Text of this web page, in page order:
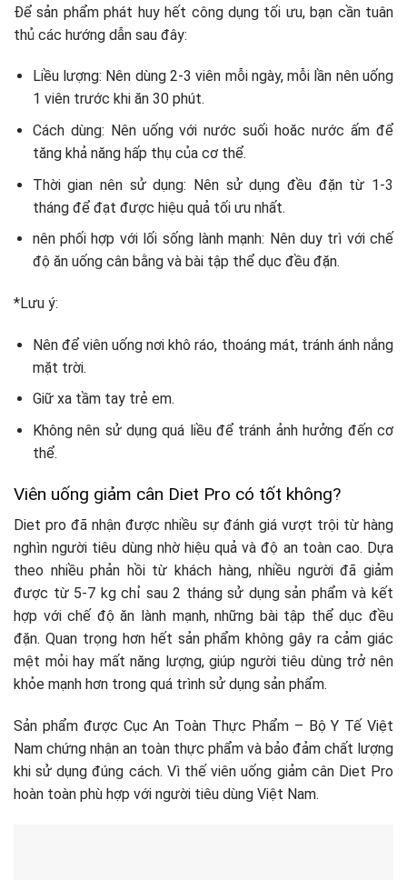
Để sản phẩm phát huy hết công dụng tối ưu, bạn cần tuân
thủ các hướng dẫn sau đây:
Liều lượng: Nên dùng 2-3 viên mỗi ngày, mỗi lần nên uống
1 viên trước khi ăn 30 phút.
Cách dùng: Nên uống với nước suối hoăc nước ấm để
tăng khả năng hấp thụ của cơ thể.
Thời gian nên sử dụng: Nên sử dụng đều đặn từ 1-3
tháng để đạt được hiệu quả tối ưu nhất.
nên phối hợp với lối sống lành mạnh: Nên duy trì với chế
độ ăn uống cân bằng và bài tập thể dục đều đặn.
*Lưu ý:
Nên để viên uống nơi khô ráo, thoáng mát, tránh ánh nắng
mặt trời.
Giữ xa tầm tay trẻ em.
Không nên sử dụng quá liều để tránh ảnh hưởng đến cơ
thể.
Viên uống giảm cân Diet Pro có tốt không?
Diet pro đã nhận được nhiều sự đánh giá vượt trội từ hàng
nghìn người tiêu dùng nhờ hiệu quả và độ an toàn cao. Dựa
theo nhiều phản hồi từ khách hàng, nhiều người đã giảm
được từ 5-7 kg chỉ sau 2 tháng sử dụng sản phẩm và kết
hợp với chế độ ăn lành mạnh, những bài tập thể dục đều
đặn. Quan trọng hơn hết sản phẩm không gây ra cảm giác
mệt mỏi hay mất năng lượng, giúp người tiêu dùng trở nên
khỏe mạnh hơn trong quá trình sử dụng sản phẩm.
Sản phẩm được Cục An Toàn Thực Phẩm – Bộ Y Tế Việt
Nam chứng nhận an toàn thực phẩm và bảo đảm chất lượng
khi sử dụng đúng cách. Vì thế viên uống giảm cân Diet Pro
hoàn toàn phù hợp với người tiêu dùng Việt Nam.